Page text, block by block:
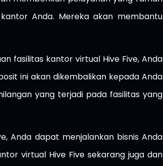
Anda. Mereka akan membantu
fasilitas kantor virtual Hive Five, Anda
ini akan dikembalikan kepada Anda
yang terjadi pada fasilitas yang
Anda dapat menjalankan bisnis Anda
virtual Hive Five sekarang juga dan